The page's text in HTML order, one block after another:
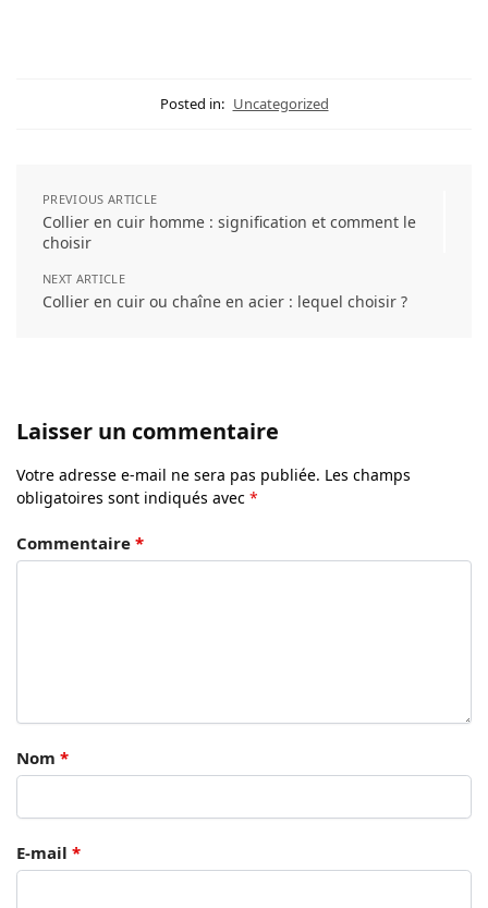
Posted in: Uncategorized
PREVIOUS ARTICLE
Collier en cuir homme : signification et comment le
choisir
NEXT ARTICLE
Collier en cuir ou chaîne en acier : lequel choisir ?
Laisser un commentaire
Votre adresse e-mail ne sera pas publiée. Les champs
obligatoires sont indiqués avec *
Commentaire *
Nom *
E-mail *